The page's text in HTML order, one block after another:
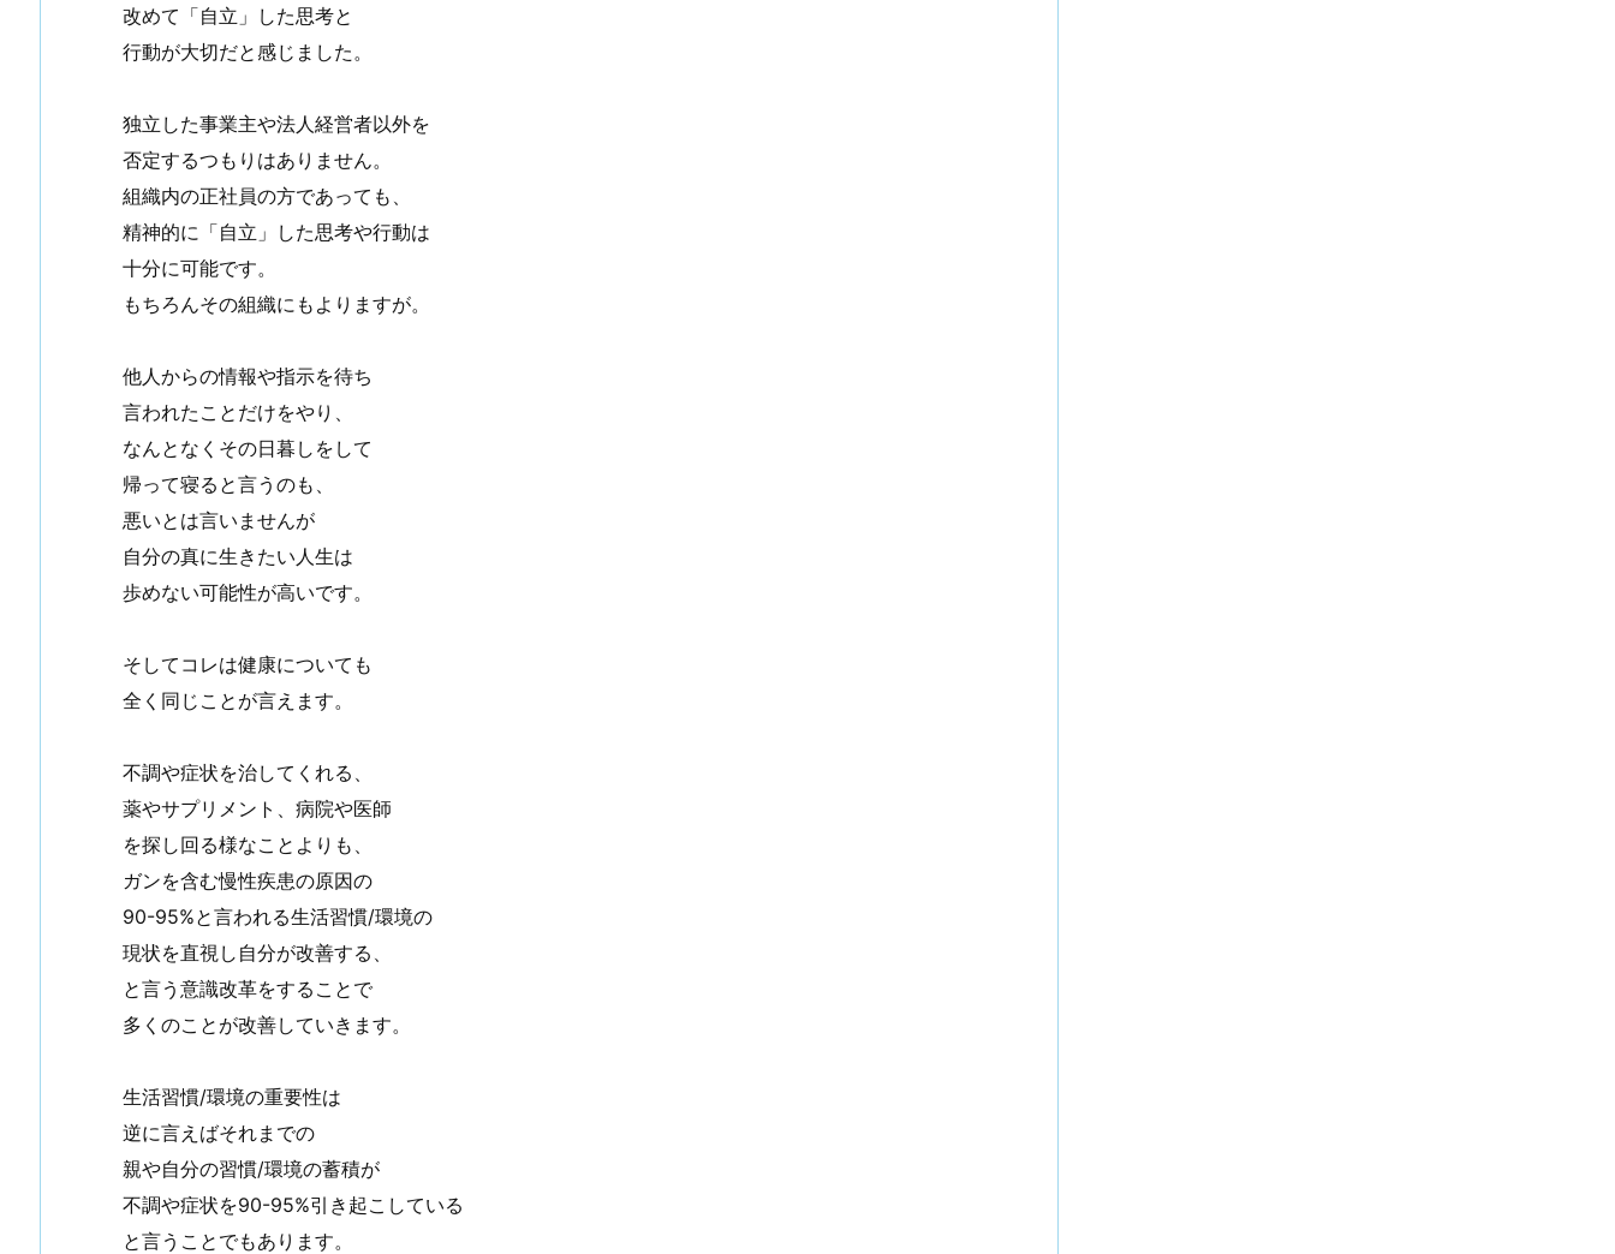
改めて「自立」した思考と
行動が大切だと感じました。
独立した事業主や法人経営者以外を
否定するつもりはありません。
組織内の正社員の方であっても、
精神的に「自立」した思考や行動は
十分に可能です。
もちろんその組織にもよりますが。
他人からの情報や指示を待ち
言われたことだけをやり、
なんとなくその日暮しをして
帰って寝ると言うのも、
悪いとは言いませんが
自分の真に生きたい人生は
歩めない可能性が高いです。
そしてコレは健康についても
全く同じことが言えます。
不調や症状を治してくれる、
薬やサプリメント、病院や医師
を探し回る様なことよりも、
ガンを含む慢性疾患の原因の
90-95%と言われる生活習慣/環境の
現状を直視し自分が改善する、
と言う意識改革をすることで
多くのことが改善していきます。
生活習慣/環境の重要性は
逆に言えばそれまでの
親や自分の習慣/環境の蓄積が
不調や症状を90-95%引き起こしている
と言うことでもあります。